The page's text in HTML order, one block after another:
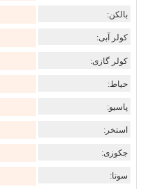
بالکن:
کولر آبی:
کولر گازی:
حیاط:
پاسیو:
استخر:
جکوزی:
سونا: